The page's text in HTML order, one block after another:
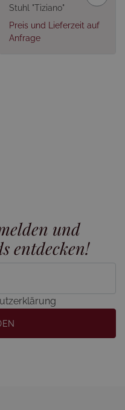
Stuhl "Tiziano"
Preis und Lieferzeit auf
Anfrage
und
entdecken!